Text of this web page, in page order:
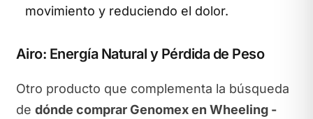
movimiento y reduciendo el dolor.
Airo: Energía Natural y Pérdida de Peso
Otro producto que complementa la búsqueda
de dónde comprar Genomex en Wheeling -